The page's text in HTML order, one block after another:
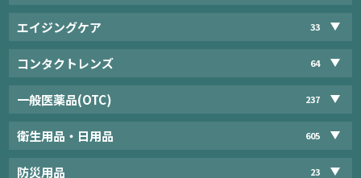
エイジングケア 33
コンタクトレンズ 64
一般医薬品(OTC) 237
衛生用品・日用品 605
防災用品 23